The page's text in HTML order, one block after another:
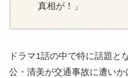
真相が！」
ドラマ1話の中で特に話題と
公・清美が交通事故に遭いか